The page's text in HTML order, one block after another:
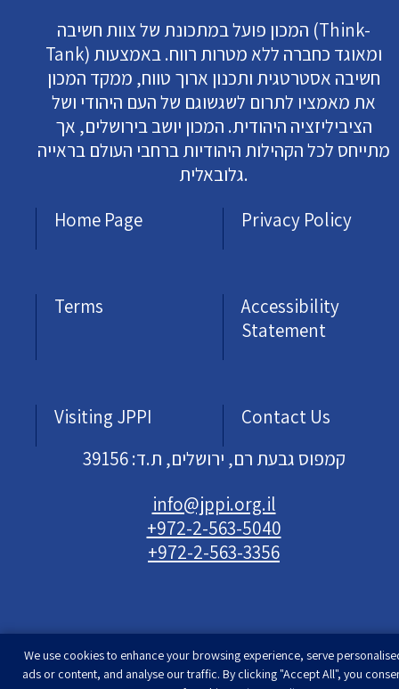
המכון פועל במתכונת של צוות חשיבה (Think-
Tank) ומאוגד כחברה ללא מטרות רווח. באמצעות
חשיבה אסטרטגית ותכנון ארוך טווח, ממקד המכון
את מאמציו לתרום לשגשוגם של העם היהודי ושל
הציביליזציה היהודית. המכון יושב בירושלים, אך
מתייחס לכל הקהילות היהודיות ברחבי העולם בראייה
גלובאלית.
Home Page
Privacy Policy
Terms
Accessibility
Statement
Visiting JPPI
Contact Us
קמפוס גבעת רם, ירושלים, ת.ד: 39156
info@jppi.org.il
+972-2-563-5040
+972-2-563-3356
Developed & designed byRimon Studio| The
We use cookies to enhance your browsing experience, serve
ads or content, and analyse our traffic. By clicking "Accept All", you